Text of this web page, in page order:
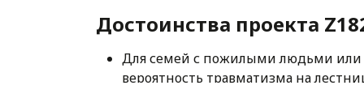
Достоинства проекта
Для семей с пожилыми людьми или
вероятность травматизма на
В большой боковой гараж